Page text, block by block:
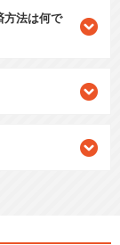
方法は何で